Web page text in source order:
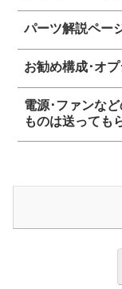
パーツ解説ペー
お勧め構成･オ
電源･ファンな
ものは送っても